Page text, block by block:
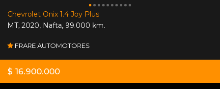
Chevrolet Onix 1.4 Joy Plus
MT, 2020, Nafta, 99.000 km.
FRARE AUTOMOTORES
$ 16.900.000